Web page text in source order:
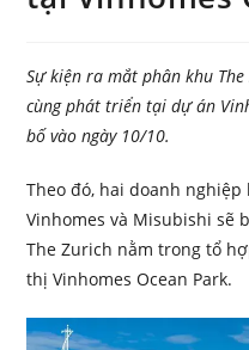
Sự kiện ra mắt phân khu
cùng phát triển tại dự án
bố vào ngày 10/10.
Theo đó, hai doanh
Vinhomes và Misubishi sẽ
The Zurich nằm trong tổ
thị Vinhomes Ocean Park.